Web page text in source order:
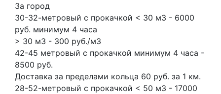
За город
30-32-метровый с прокачкой < 30 м3 - 6000
руб. минимум 4 часа
> 30 м3 - 300 руб./м3
42-45 метровый с прокачкой минимум 4 часа -
8500 руб.
Доставка за пределами кольца 60 руб. за 1 км.
28-52-метровый с прокачкой < 50 м3 - 17000